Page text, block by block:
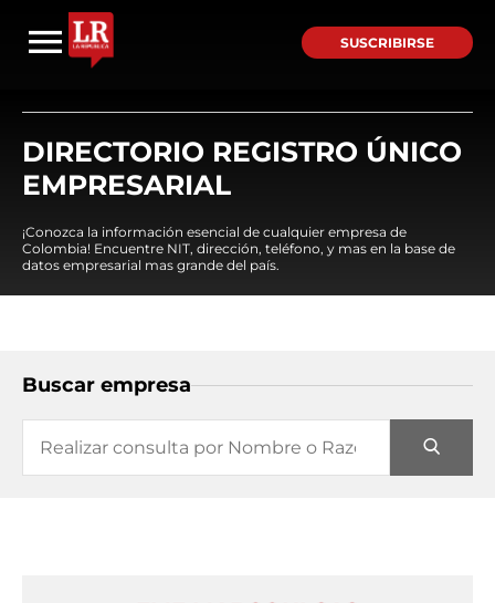
SUSCRIBIRSE
DIRECTORIO REGISTRO ÚNICO
EMPRESARIAL
¡Conozca la información esencial de cualquier empresa de
Colombia! Encuentre NIT, dirección, teléfono, y mas en la base de
datos empresarial mas grande del país.
Buscar empresa